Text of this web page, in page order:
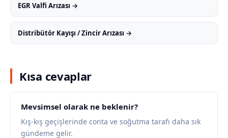
EGR Valfi Arızası →
Distribütör Kayışı / Zincir Arızası →
Kısa cevaplar
Mevsimsel olarak ne beklenir?
Kış-kış geçişlerinde conta ve soğutma tarafı daha sık
gündeme gelir.